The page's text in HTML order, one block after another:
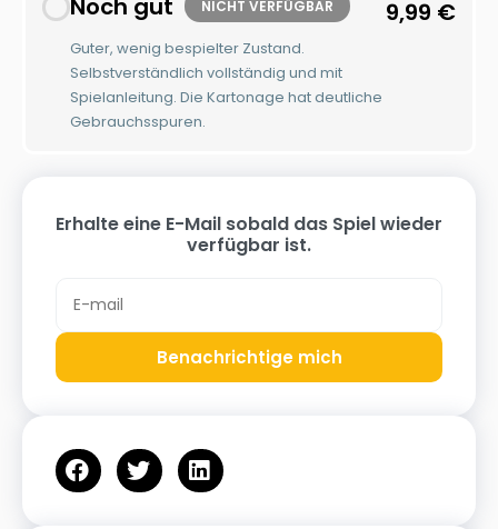
Noch gut NICHT VERFÜGBAR
Guter, wenig bespielter Zustand.
Selbstverständlich vollständig und mit
Spielanleitung. Die Kartonage hat deutliche
Gebrauchsspuren.
9,99 €
Erhalte eine E-Mail sobald das Spiel wieder
verfügbar ist.
Benachrichtige mich